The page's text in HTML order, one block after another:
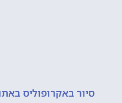
באקרופוליס באתונה